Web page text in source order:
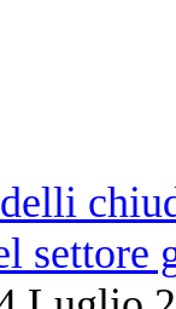
settore